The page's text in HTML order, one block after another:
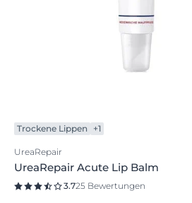
Trockene Lippen +1
UreaRepair
UreaRepair Acute Lip Balm
3.725 Bewertungen